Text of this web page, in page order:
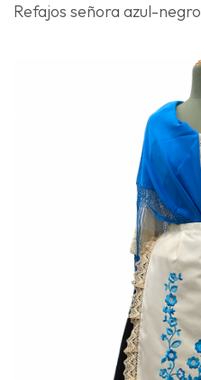
Refajos señora azul-negro